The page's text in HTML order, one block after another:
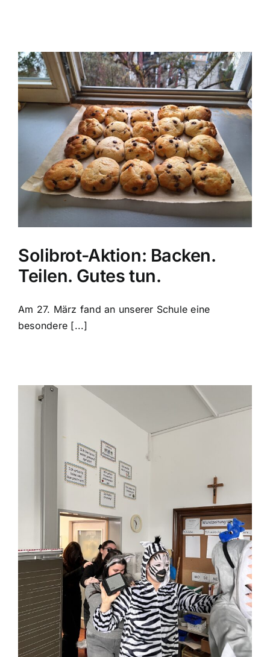
Solibrot-Aktion: Backen.
Teilen. Gutes tun.
Am 27. März fand an unserer Schule eine
besondere [...]